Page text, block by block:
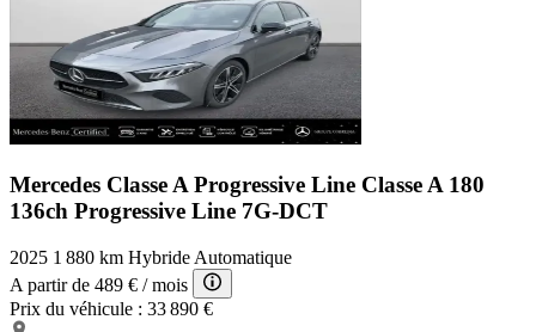
Mercedes Classe A Progressive Line Classe A 180
136ch Progressive Line 7G-DCT
2025 1 880 km Hybride Automatique
A partir de 489 € / mois
Prix du véhicule : 33 890 €